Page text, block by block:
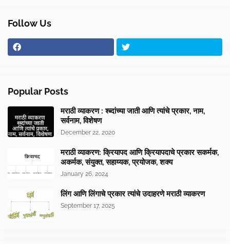
Follow Us
Popular Posts
मराठी व्याकरण : श्ब्दांच्या जाती आणि त्यांचे प्रकार, नाम,
सर्वनाम, विशेषण
December 22, 2020
मराठी व्याकरण: क्रियापद आणि क्रियापदाचे प्रकार सकर्मक,
अकर्मक, संयुक्त, सहाय्यक, प्रयोजक, शक्य
January 26, 2024
लिंग आणि लिंगाचे प्रकार त्यांचे उदाहरणे मराठी व्याकरण
September 17, 2025